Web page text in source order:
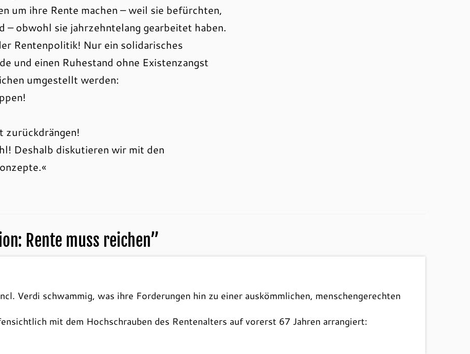
um ihre Rente machen – weil sie befürchten,
– obwohl sie jahrzehntelang gearbeitet haben.
Rentenpolitik! Nur ein solidarisches
und einen Ruhestand ohne Existenzangst
umgestellt werden:
Deshalb diskutieren wir mit den
Rente muss reichen”
Verdi schwammig, was ihre Forderungen hin zu einer auskömmlichen, menschengerechten
mit dem Hochschrauben des Rentenalters auf vorerst 67 Jahren arrangiert: